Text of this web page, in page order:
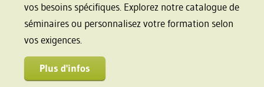
vos besoins spécifiques. Explorez notre catalogue de
séminaires ou personnalisez votre formation selon
vos exigences.
Plus d'infos